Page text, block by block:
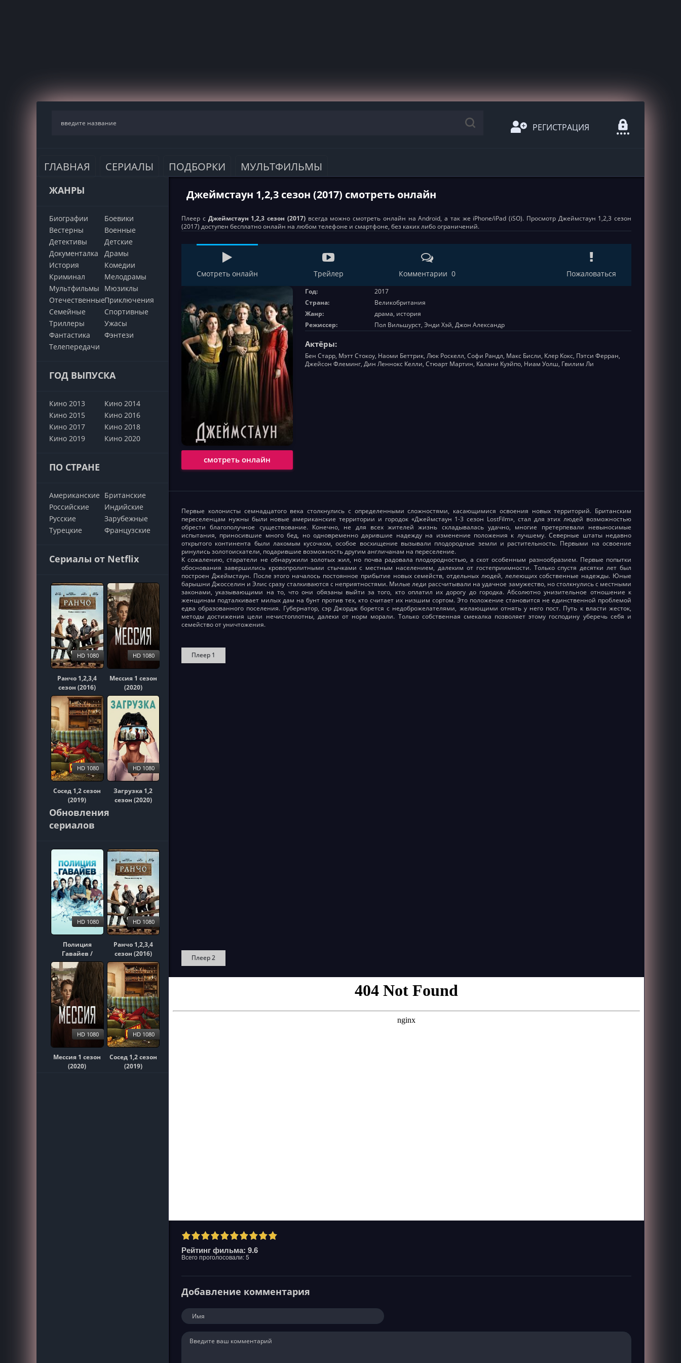
РЕГИСТРАЦИЯ
ГЛАВНАЯ СЕРИАЛЫ ПОДБОРКИ МУЛЬТФИЛЬМЫ
ЖАНРЫ
Биографии
Боевики
Вестерны
Военные
Детективы
Детские
Документалка
Драмы
История
Комедии
Криминал
Мелодрамы
Мультфильмы
Мюзиклы
ОтечественныеПриключения
Семейные
Cпортивные
Триллеры
Ужасы
Фантастика
Фэнтези
Телепередачи
ГОД ВЫПУСКА
Кино 2013
Кино 2014
Кино 2015
Кино 2016
Кино 2017
Кино 2018
Кино 2019
Кино 2020
ПО СТРАНЕ
Американские Британские
Российские
Индийские
Русские
Зарубежные
Турецкие
Французские
Сериалы от Netflix
Ранчо 1,2,3,4
сезон (2016)
HD 1080
Мессия 1 сезон
(2020)
HD 1080
Сосед 1,2 сезон
(2019)
HD 1080
Загрузка 1,2
сезон (2020)
HD 1080
Обновления
сериалов
Полиция
Гавайев /
Гавайи 5-0
1,2,3,4,5,6,7,8,9,10
сезон (2010)
HD 1080
Ранчо 1,2,3,4
сезон (2016)
HD 1080
Мессия 1 сезон
(2020)
HD 1080
Сосед 1,2 сезон
(2019)
HD 1080
Джеймстаун 1,2,3 сезон (2017) смотреть онлайн
Плеер с Джеймстаун 1,2,3 сезон (2017)всегда можно смотреть онлайн на Android, а так же iPhone/iPad (iSO). Просмотр Джеймстаун 1,2,3 сезон
(2017) доступен бесплатно онлайн на любом телефоне и смартфоне, без каких либо ограничений.
Смотреть онлайн Трейлер Комментарии 0 Пожаловаться
смотреть онлайн
Год:
2017
Страна:
Великобритания
Жанр:
драма, история
Режиссер:
Пол Вильшурст, Энди Хэй, Джон Александр
Актёры:
Бен Старр, Мэтт Стокоу, Наоми Беттрик, Люк Роскелл, Софи Рандл, Макс Бисли, Клер Кокс, Пэтси Ферран,
Джейсон Флеминг, Дин Леннокс Келли, Стюарт Мартин, Калани Куэйпо, Ниам Уолш, Гвилим Ли
Первые колонисты семнадцатого века столкнулись с определенными сложностями, касающимися освоения новых территорий. Британским
переселенцам нужны были новые американские территории и городок «Джеймстаун 1-3 сезон LostFilm», стал для этих людей возможностью
обрести благополучное существование. Конечно, не для всех жителей жизнь складывалась удачно, многие претерпевали невыносимые
испытания, приносившие много бед, но одновременно дарившие надежду на изменение положения к лучшему. Северные штаты недавно
открытого континента были лакомым кусочком, особое восхищение вызывали плодородные земли и растительность. Первыми на освоение
ринулись золотоискатели, подарившие возможность другим англичанам на переселение.
К сожалению, старатели не обнаружили золотых жил, но почва радовала плодородностью, а скот особенным разнообразием. Первые попытки
обоснования завершились кровопролитными стычками с местным населением, далеким от гостеприимности. Только спустя десятки лет был
построен Джеймстаун. После этого началось постоянное прибытие новых семейств, отдельных людей, лелеющих собственные надежды. Юные
барышни Джосселин и Элис сразу сталкиваются с неприятностями. Милые леди рассчитывали на удачное замужество, но столкнулись с местными
законами, указывающими на то, что они обязаны выйти за того, кто оплатил их дорогу до городка. Абсолютно унизительное отношение к
женщинам подталкивает милых дам на бунт против тех, кто считает их низшим сортом. Это положение становится не единственной проблемой
едва образованного поселения. Губернатор, сэр Джордж борется с недоброжелателями, желающими отнять у него пост. Путь к власти жесток,
методы достижения цели нечистоплотны, далеки от норм морали. Только собственная смекалка позволяет этому господину уберечь себя и
семейство от уничтожения.
Плеер 1
Плеер 2
Рейтинг фильма: 9.6
Всего проголосовали:5
Добавление комментария